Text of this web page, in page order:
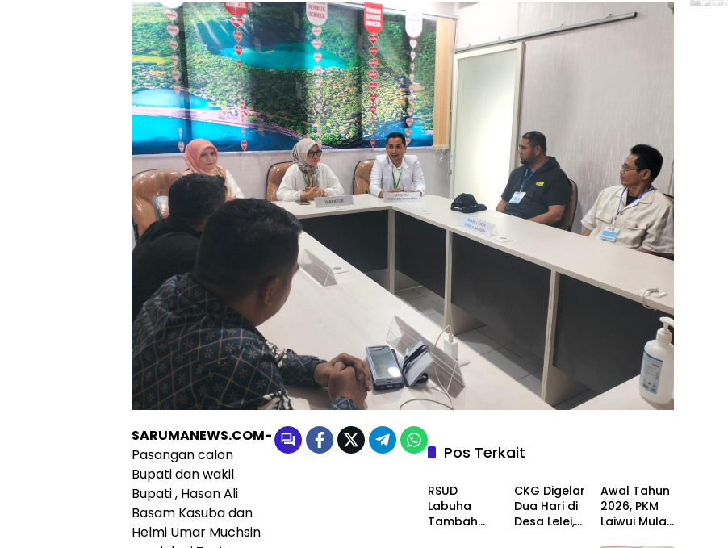
SARUMANEWS.COM-
Pasangan calon
Bupati dan wakil
Bupati , Hasan Ali
Basam Kasuba dan
Helmi Umar Muchsin
Pos Terkait
Kesehatan
RSUD
Labuha
Tambah
CKG Digelar
Dua Hari di
Desa Lelei,
Awal Tahun
2026, PKM
Laiwui Mulai
Kesehatan Kesehatan